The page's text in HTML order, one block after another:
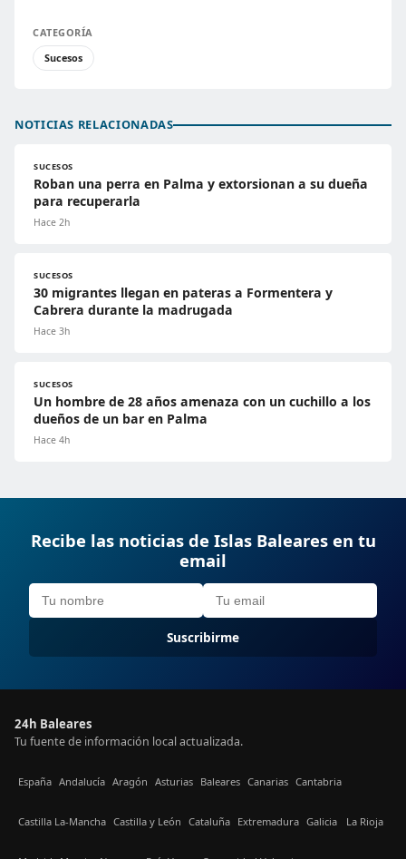
CATEGORÍA
Sucesos
NOTICIAS RELACIONADAS
SUCESOS
Roban una perra en Palma y extorsionan a su dueña
para recuperarla
Hace 2h
SUCESOS
30 migrantes llegan en pateras a Formentera y
Cabrera durante la madrugada
Hace 3h
SUCESOS
Un hombre de 28 años amenaza con un cuchillo a los
dueños de un bar en Palma
Hace 4h
Recibe las noticias de Islas Baleares en tu
email
Suscribirme
24h Baleares
Tu fuente de información local actualizada.
España Andalucía Aragón Asturias Baleares Canarias Cantabria
Castilla La-Mancha Castilla y León Cataluña Extremadura Galicia La Rioja